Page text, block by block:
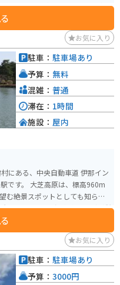
できるのが醍醐味です。 空気
り、飲食店やキャンプ場もある
元で採れたそばを使用した料理
いになると蕎麦の花が一面に咲
お気に入り
にある、中央自動車道 伊那イン
標高960m
む絶景スポットとしても知られ
やレストラン、温泉施設などが併
周辺には、ハイキ
、自然と文化を満喫できます。
からビーナスラインへのアクセ
名産品として
道の駅では、新鮮な農産物を購
は、地元の食材を使った料理を
駐車： 駐車場あり
予算： 無料
混雑： 普通
滞在： 1時間
施設： 屋内
お気に入り
駐車： 駐車場あり
予算： 3000円